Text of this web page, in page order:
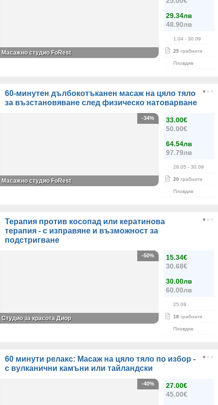
29.34лв
48.90лв
1.04 - 30.09
25 грабнати
Пловдив
Масажно студио FoRest
60-минутен дълбокотъканен масаж на цяло тяло
за възстановяване след физическо натоварване
33.00€
50.00€
64.54лв
97.79лв
28.05 - 30.09
20 грабнати
Пловдив
-34%
Масажно студио FoRest
Терапия против косопад или кератинова
терапия - с изправяне и възможност за
подстригване
15.34€
30.68€
30.00лв
60.00лв
25.09
18 грабнати
Пловдив
-50%
Студио за красота Диор
60 минути релакс: Масаж на цяло тяло по избор -
с вулканични камъни или тайландски
27.00€
45.00€
-40%